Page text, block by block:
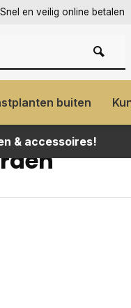
Snel en veilig online betalen
buiten
& accessoires!